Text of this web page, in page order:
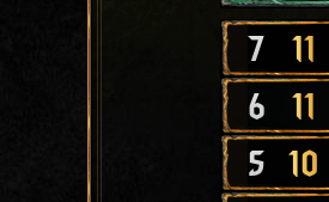
7 11
6 11
5 10